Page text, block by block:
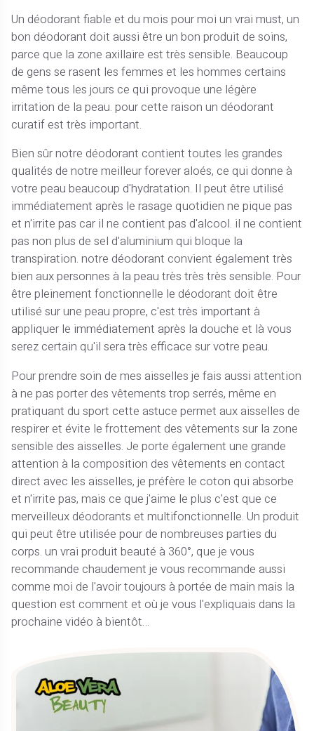
Un déodorant fiable et du mois pour moi un vrai must, un
bon déodorant doit aussi être un bon produit de soins,
parce que la zone axillaire est très sensible. Beaucoup
de gens se rasent les femmes et les hommes certains
même tous les jours ce qui provoque une légère
irritation de la peau. pour cette raison un déodorant
curatif est très important.
Bien sûr notre déodorant contient toutes les grandes
qualités de notre meilleur forever aloés, ce qui donne à
votre peau beaucoup d'hydratation. Il peut être utilisé
immédiatement après le rasage quotidien ne pique pas
et n'irrite pas car il ne contient pas d'alcool. il ne contient
pas non plus de sel d'aluminium qui bloque la
transpiration. notre déodorant convient également très
bien aux personnes à la peau très très très sensible. Pour
être pleinement fonctionnelle le déodorant doit être
utilisé sur une peau propre, c'est très important à
appliquer le immédiatement après la douche et là vous
serez certain qu'il sera très efficace sur votre peau.
Pour prendre soin de mes aisselles je fais aussi attention
à ne pas porter des vêtements trop serrés, même en
pratiquant du sport cette astuce permet aux aisselles de
respirer et évite le frottement des vêtements sur la zone
sensible des aisselles. Je porte également une grande
attention à la composition des vêtements en contact
direct avec les aisselles, je préfère le coton qui absorbe
et n'irrite pas, mais ce que j'aime le plus c'est que ce
merveilleux déodorants et multifonctionnelle. Un produit
qui peut être utilisée pour de nombreuses parties du
corps. un vrai produit beauté à 360°, que je vous
recommande chaudement je vous recommande aussi
comme moi de l'avoir toujours à portée de main mais la
question est comment et où je vous l'expliquais dans la
prochaine vidéo à bientôt…